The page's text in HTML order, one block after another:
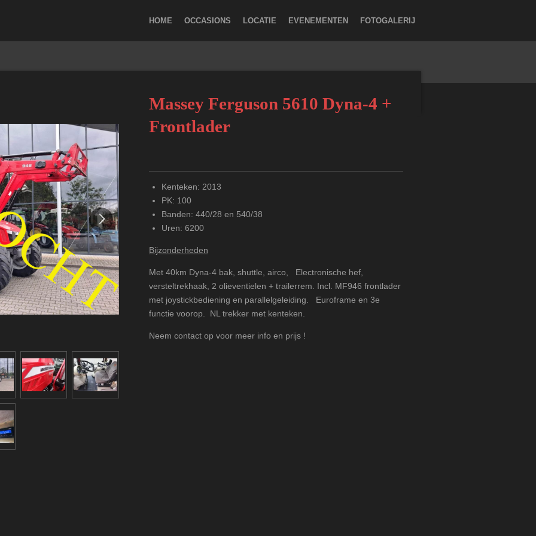
HOME OCCASIONS LOCATIE EVENEMENTEN FOTOGALERIJ
Massey Ferguson 5610 Dyna-4 +
Frontlader
Kenteken: 2013
PK: 100
Banden: 440/28 en 540/38
Uren: 6200
Bijzonderheden
Met 40km Dyna-4 bak, shuttle, airco, Electronische hef,
versteltrekhaak, 2 olieventielen + trailerrem. Incl. MF946 frontlader
met joystickbediening en parallelgeleiding. Euroframe en 3e
functie voorop. NL trekker met kenteken.
Neem contact op voor meer info en prijs !